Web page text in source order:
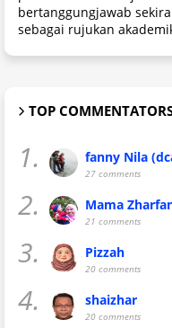
bertanggungjawab
sebagai rujukan
TOP
1. fanny Nila
27 comments
2. Mama
21 comments
3. Pizzah
20 comments
4. shaizhar
20 comments